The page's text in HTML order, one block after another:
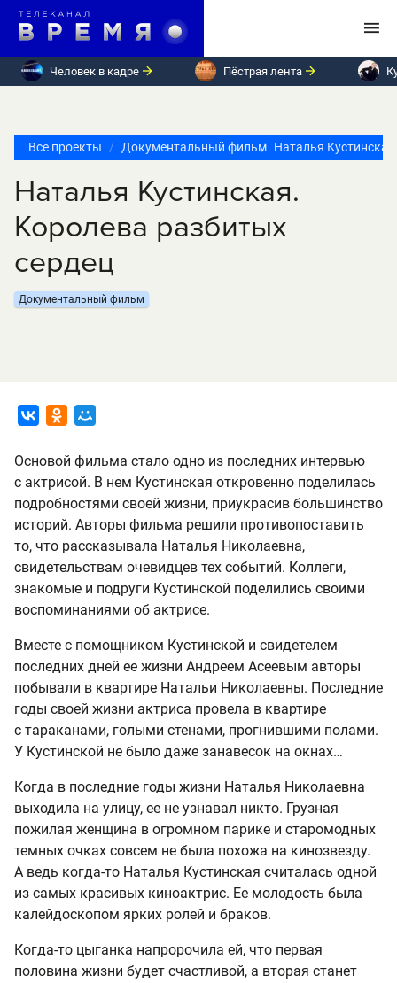
Человек в кадре Пёстрая лента
Все проекты Документальный фильм Наталья
Наталья Кустинская.
Королева разбитых
сердец
Документальный фильм
Основой фильма стало одно из последних интервью
с актрисой. В нем Кустинская откровенно поделилась
подробностями своей жизни, приукрасив большинство
историй. Авторы фильма решили противопоставить
то, что рассказывала Наталья Николаевна,
свидетельствам очевидцев тех событий. Коллеги,
знакомые и подруги Кустинской поделились своими
воспоминаниями об актрисе.
Вместе с помощником Кустинской и свидетелем
последних дней ее жизни Андреем Асеевым авторы
побывали в квартире Натальи Николаевны. Последние
годы своей жизни актриса провела в квартире
с тараканами, голыми стенами, прогнившими полами.
У Кустинской не было даже занавесок на окнах…
Когда в последние годы жизни Наталья Николаевна
выходила на улицу, ее не узнавал никто. Грузная
пожилая женщина в огромном парике и старомодных
темных очках совсем не была похожа на кинозвезду.
А ведь когда-то Наталья Кустинская считалась одной
из самых красивых киноактрис. Ее молодость была
калейдоскопом ярких ролей и браков.
Когда-то цыганка напророчила ей, что первая
половина жизни будет счастливой, а вторая станет